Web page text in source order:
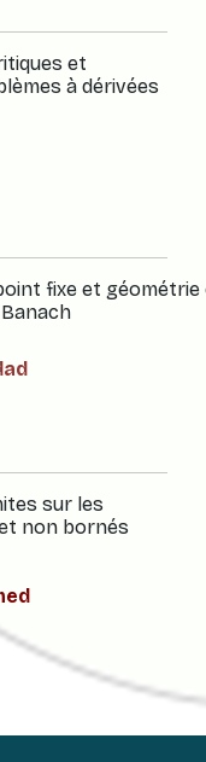
et
à dérivées
fixe et géométrie
sur les
non bornés